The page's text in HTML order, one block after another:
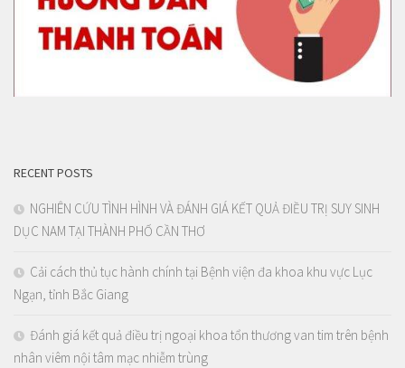
RECENT POSTS
NGHIÊN CỨU TÌNH HÌNH VÀ ĐÁNH GIÁ KẾT QUẢ ĐIỀU TRỊ SUY SINH
DỤC NAM TẠI THÀNH PHỐ CẦN THƠ
Cải cách thủ tục hành chính tại Bệnh viện đa khoa khu vực Lục
Ngạn, tỉnh Bắc Giang
Đánh giá kết quả điều trị ngoại khoa tổn thương van tim trên bệnh
nhân viêm nội tâm mạc nhiễm trùng